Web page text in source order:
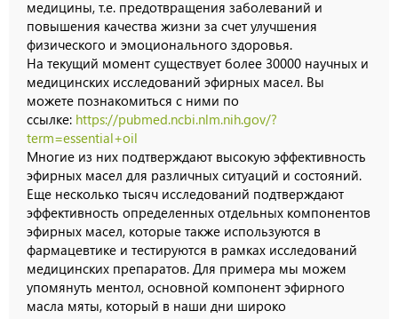
медицины, т.е. предотвращения заболеваний и
повышения качества жизни за счет улучшения
физического и эмоционального здоровья.
На текущий момент существует более 30000 научных и
медицинских исследований эфирных масел. Вы
можете познакомиться с ними по
ссылке: https://pubmed.ncbi.nlm.nih.gov/?
term=essential+oil
Многие из них подтверждают высокую эффективность
эфирных масел для различных ситуаций и состояний.
Еще несколько тысяч исследований подтверждают
эффективность определенных отдельных компонентов
эфирных масел, которые также используются в
фармацевтике и тестируются в рамках исследований
медицинских препаратов. Для примера мы можем
упомянуть ментол, основной компонент эфирного
масла мяты, который в наши дни широко